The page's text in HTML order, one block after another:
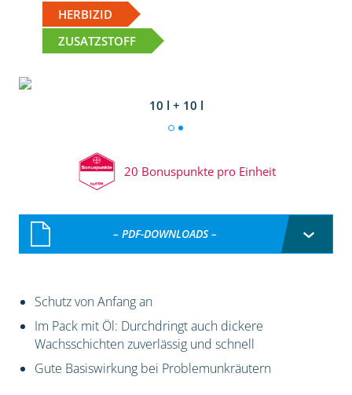
HERBIZID
ZUSATZSTOFF
10 l + 10 l
20 Bonuspunkte pro Einheit
– PDF-DOWNLOADS –
Schutz von Anfang an
Im Pack mit Öl: Durchdringt auch dickere
Wachsschichten zuverlässig und schnell
Gute Basiswirkung bei Problemunkräutern